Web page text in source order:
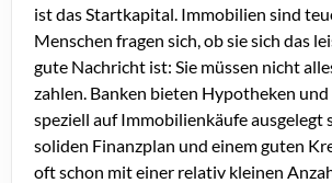
ist das Startkapital. Immobilien sind
Menschen fragen sich, ob sie sich das
gute Nachricht ist: Sie müssen nicht
zahlen. Banken bieten Hypotheken
speziell auf Immobilienkäufe ausgelegt
soliden Finanzplan und einem guten
oft schon mit einer relativ kleinen